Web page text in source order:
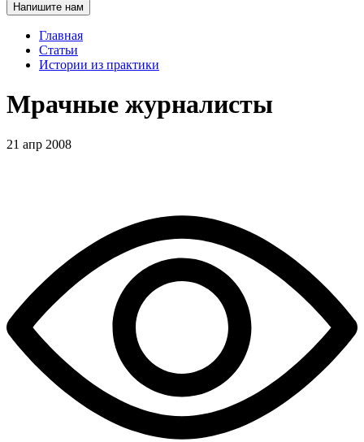
Напишите нам
Главная
Статьи
Истории из практики
Мрачные журналисты
21 апр 2008